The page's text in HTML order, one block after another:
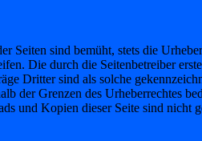
Seiten sind bemüht, stets die
Die durch die Seitenbetreiber
Dritter sind als solche
der Grenzen des Urheberrechtes
und Kopien dieser Seite sind nicht